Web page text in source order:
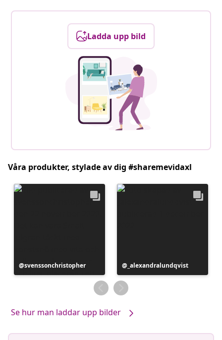
Ladda upp bild
Våra produkter, stylade av dig #sharemevidaxl
Inlägg
publicerat
svenssonchristopher
Inlägg
publicerat
av
_alexandralundqvist
Se hur man laddar upp bilder